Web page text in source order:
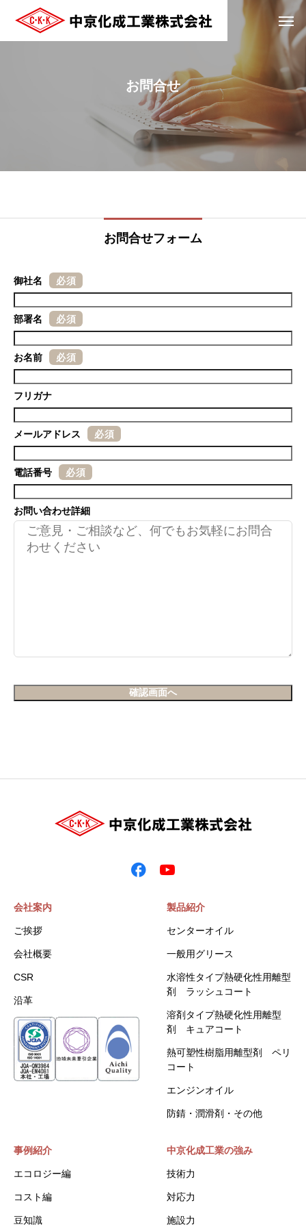
お問合せ
お問合せフォーム
御社名 必須
部署名 必須
お名前 必須
フリガナ
メールアドレス 必須
電話番号 必須
お問い合わせ詳細
会社案内
ご挨拶
会社概要
CSR
沿革
製品紹介
センターオイル
一般用グリース
水溶性タイプ熱硬化性用離型
剤 ラッシュコート
溶剤タイプ熱硬化性用離型
剤 キュアコート
熱可塑性樹脂用離型剤 ペリ
コート
エンジンオイル
防錆・潤滑剤・その他
事例紹介
エコロジー編
コスト編
豆知識
中京化成工業の強み
技術力
対応力
施設力